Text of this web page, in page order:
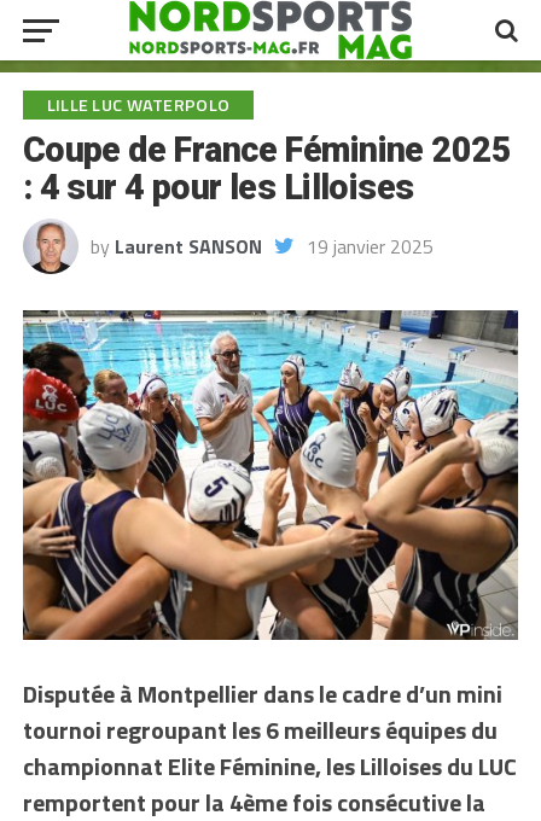
LILLE LUC WATERPOLO
Coupe de France Féminine 2025
: 4 sur 4 pour les Lilloises
by Laurent SANSON 19 janvier 2025
Disputée à Montpellier dans le cadre d’un mini
tournoi regroupant les 6 meilleurs équipes du
championnat Elite Féminine, les Lilloises du LUC
remportent pour la 4ème fois consécutive la